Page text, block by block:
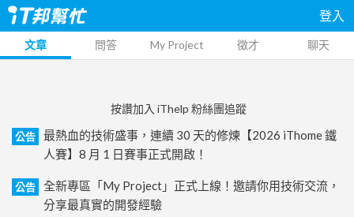
登入
文章 問答 My Project 徵才 聊天
按讚加入 iThelp 粉絲團追蹤
公告
最熱血的技術盛事，連續 30 天的修煉【2026 iThome 鐵
人賽】8 月 1 日賽事正式開啟！
公告
全新專區「My Project」正式上線！邀請你用技術交流，
分享最真實的開發經驗